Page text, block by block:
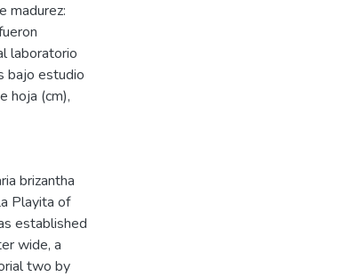
madurez:
laboratorio
bajo estudio
hoja (cm),
brizantha
Playita of
established
wide, a
two by